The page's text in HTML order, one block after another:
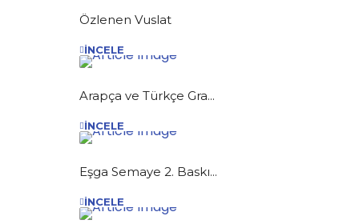
Özlenen Vuslat
İNCELE
Arapça ve Türkçe Gra...
İNCELE
Eşga Semaye 2. Baskı...
İNCELE